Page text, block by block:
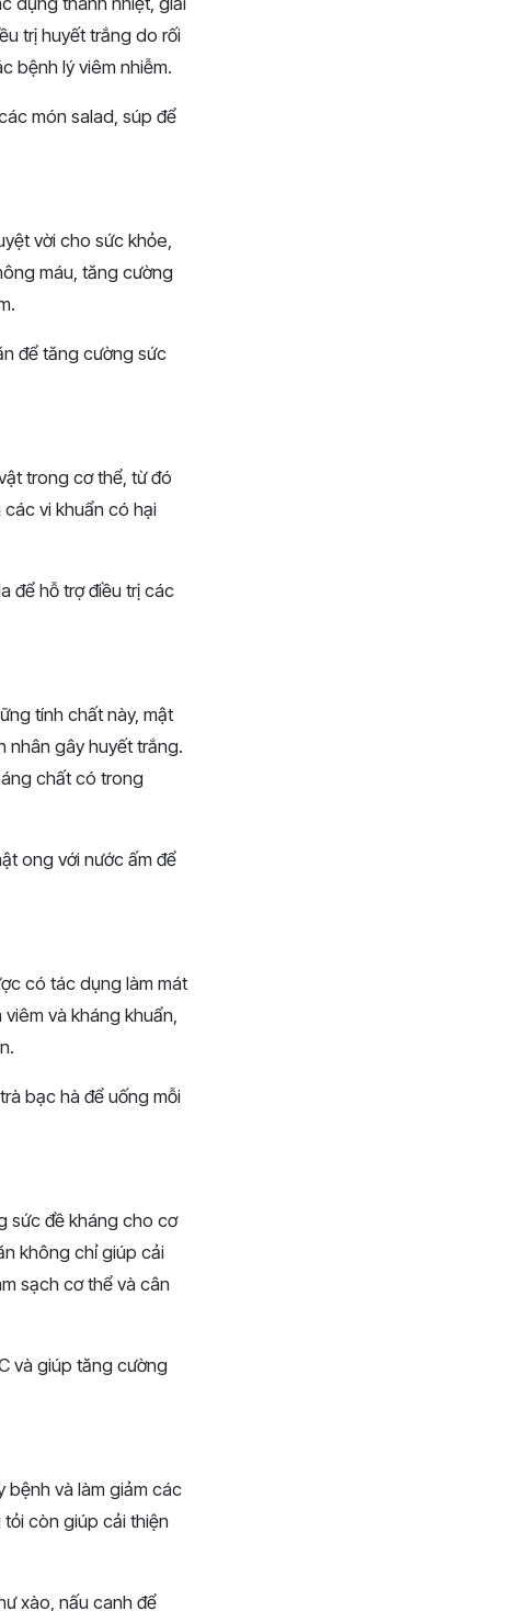
trị huyết trắng do rối
bệnh lý viêm nhiễm.
món salad, súp để
vời cho sức khỏe,
máu, tăng cường
để tăng cường sức
trong cơ thể, từ đó
vi khuẩn có hại
để hỗ trợ điều trị các
tính chất này, mật
nhân gây huyết trắng.
chất có trong
ong với nước ấm để
có tác dụng làm mát
và kháng khuẩn,
bạc hà để uống mỗi
sức đề kháng cho cơ
không chỉ giúp cải
sạch cơ thể và cân
và giúp tăng cường
bệnh và làm giảm các
còn giúp cải thiện
xào, nấu canh để